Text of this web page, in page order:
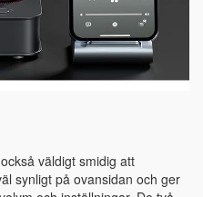
väldigt smidig att
synligt på ovansidan och ger